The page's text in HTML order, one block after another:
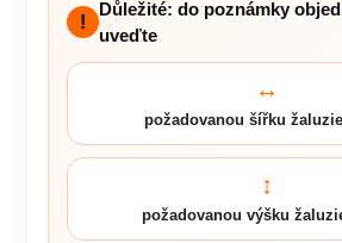
!
Důležité: do poznámky
uveďte
↔
požadovanou šířku
↕
požadovanou výšku